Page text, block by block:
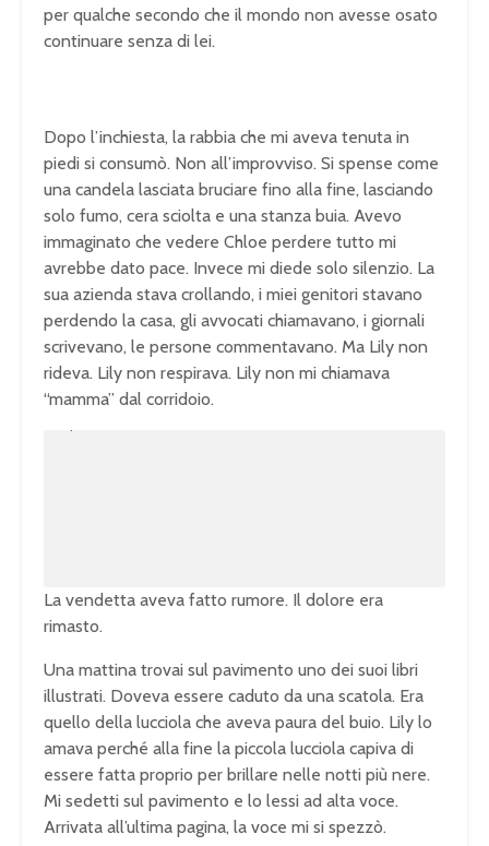
per qualche secondo che il mondo non avesse osato
continuare senza di lei.
Dopo l’inchiesta, la rabbia che mi aveva tenuta in
piedi si consumò. Non all’improvviso. Si spense come
una candela lasciata bruciare fino alla fine, lasciando
solo fumo, cera sciolta e una stanza buia. Avevo
immaginato che vedere Chloe perdere tutto mi
avrebbe dato pace. Invece mi diede solo silenzio. La
sua azienda stava crollando, i miei genitori stavano
perdendo la casa, gli avvocati chiamavano, i giornali
scrivevano, le persone commentavano. Ma Lily non
rideva. Lily non respirava. Lily non mi chiamava
“mamma” dal corridoio.
La vendetta aveva fatto rumore. Il dolore era
rimasto.
Una mattina trovai sul pavimento uno dei suoi libri
illustrati. Doveva essere caduto da una scatola. Era
quello della lucciola che aveva paura del buio. Lily lo
amava perché alla fine la piccola lucciola capiva di
essere fatta proprio per brillare nelle notti più nere.
Mi sedetti sul pavimento e lo lessi ad alta voce.
Arrivata all’ultima pagina, la voce mi si spezzò.